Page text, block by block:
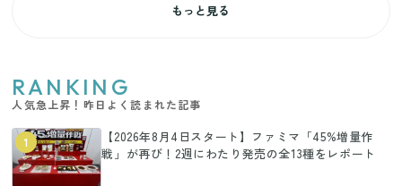
もっと見る
RANKING
人気急上昇！昨日よく読まれた記事
1
【2026年8月4日スタート】ファミマ「45%増量作
戦」が再び！2週にわたり発売の全13種をレポート